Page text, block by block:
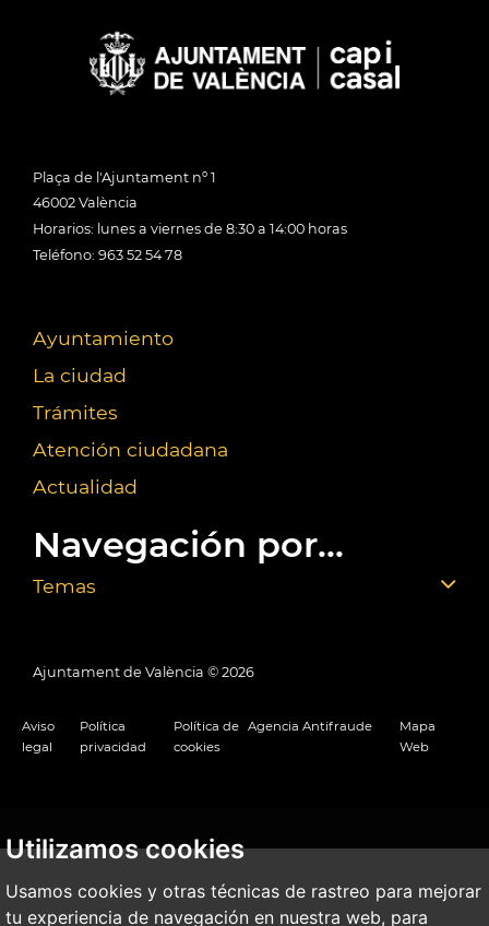
Utilizamos cookies
Usamos cookies y otras técnicas de rastreo para mejorar
tu experiencia de navegación en nuestra web, para
Plaça de l'Ajuntament nº 1
46002 València
Horarios: lunes a viernes de 8:30 a 14:00 horas
Teléfono: 963 52 54 78
Ayuntamiento
La ciudad
Trámites
Atención ciudadana
Actualidad
Navegación por...
Temas
Ajuntament de València © 2026
Aviso
legal
Política
privacidad
Política de
cookies
Agencia Antifraude
Mapa
Web